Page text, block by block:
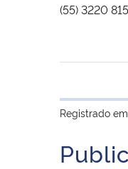
(55) 3220
Registrado em